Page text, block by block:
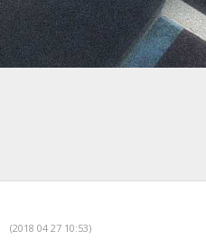
(2018 04 27 10:53)